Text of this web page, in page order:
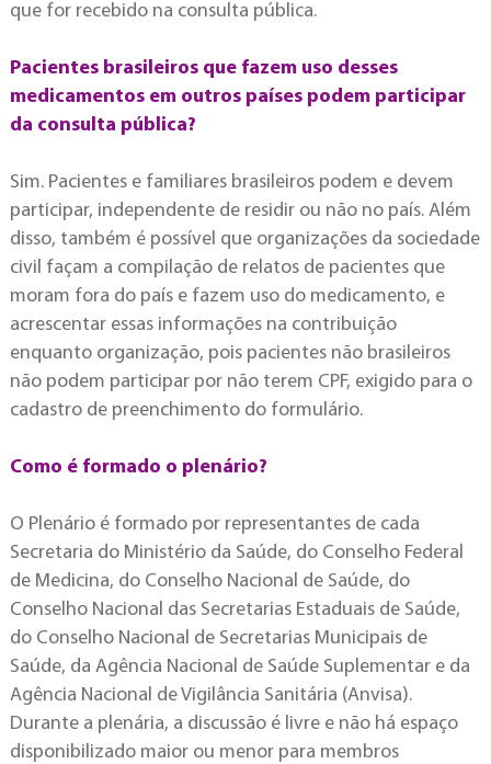
que for recebido na consulta pública.
Pacientes brasileiros que fazem uso desses
medicamentos em outros países podem participar
da consulta pública?
Sim. Pacientes e familiares brasileiros podem e devem
participar, independente de residir ou não no país. Além
disso, também é possível que organizações da sociedade
civil façam a compilação de relatos de pacientes que
moram fora do país e fazem uso do medicamento, e
acrescentar essas informações na contribuição
enquanto organização, pois pacientes não brasileiros
não podem participar por não terem CPF, exigido para o
cadastro de preenchimento do formulário.
Como é formado o plenário?
O Plenário é formado por representantes de cada
Secretaria do Ministério da Saúde, do Conselho Federal
de Medicina, do Conselho Nacional de Saúde, do
Conselho Nacional das Secretarias Estaduais de Saúde,
do Conselho Nacional de Secretarias Municipais de
Saúde, da Agência Nacional de Saúde Suplementar e da
Agência Nacional de Vigilância Sanitária (Anvisa).
Durante a plenária, a discussão é livre e não há espaço
disponibilizado maior ou menor para membros